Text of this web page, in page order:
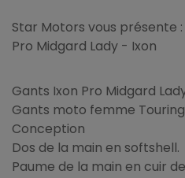
Star Motors vous présente
Pro Midgard Lady - Ixon
Gants Ixon Pro Midgard
Gants moto femme
Conception
Dos de la main en softshell.
Paume de la main en cuir